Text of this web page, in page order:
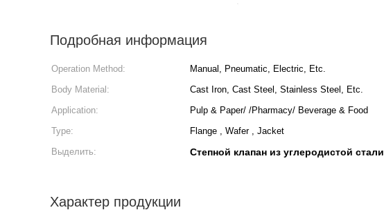
Подробная информация
Operation Method: Manual, Pneumatic, Electric, Etc.
Body Material:
Cast Iron, Cast Steel, Stainless Steel, Etc.
Application:
Pulp & Paper/ /Pharmacy/ Beverage & Food
Type:
Flange , Wafer , Jacket
Выделить:
Степной клапан из углеродистой стали
Характер продукции